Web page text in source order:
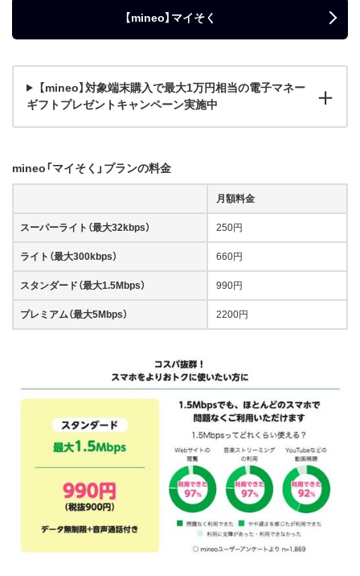
【mineo】マイそく
【mineo】対象端末購入で最大1万円相当の電子マネー
ギフトプレゼントキャンペーン実施中
mineo「マイそく」プランの料金
月額料金
スーパーライト（最大32kbps） 250円
ライト（最大300kbps） 660円
スタンダード（最大1.5Mbps） 990円
プレミアム（最大5Mbps） 2200円